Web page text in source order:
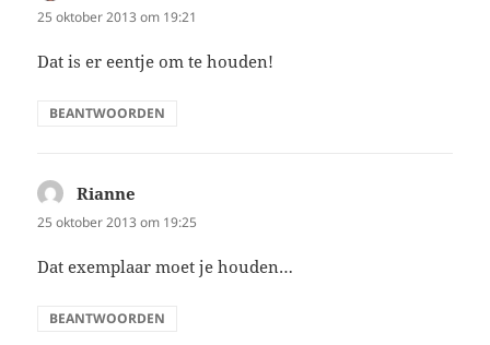
25 oktober 2013 om 19:21
Dat is er eentje om te houden!
BEANTWOORDEN
Rianne
25 oktober 2013 om 19:25
Dat exemplaar moet je houden…
BEANTWOORDEN